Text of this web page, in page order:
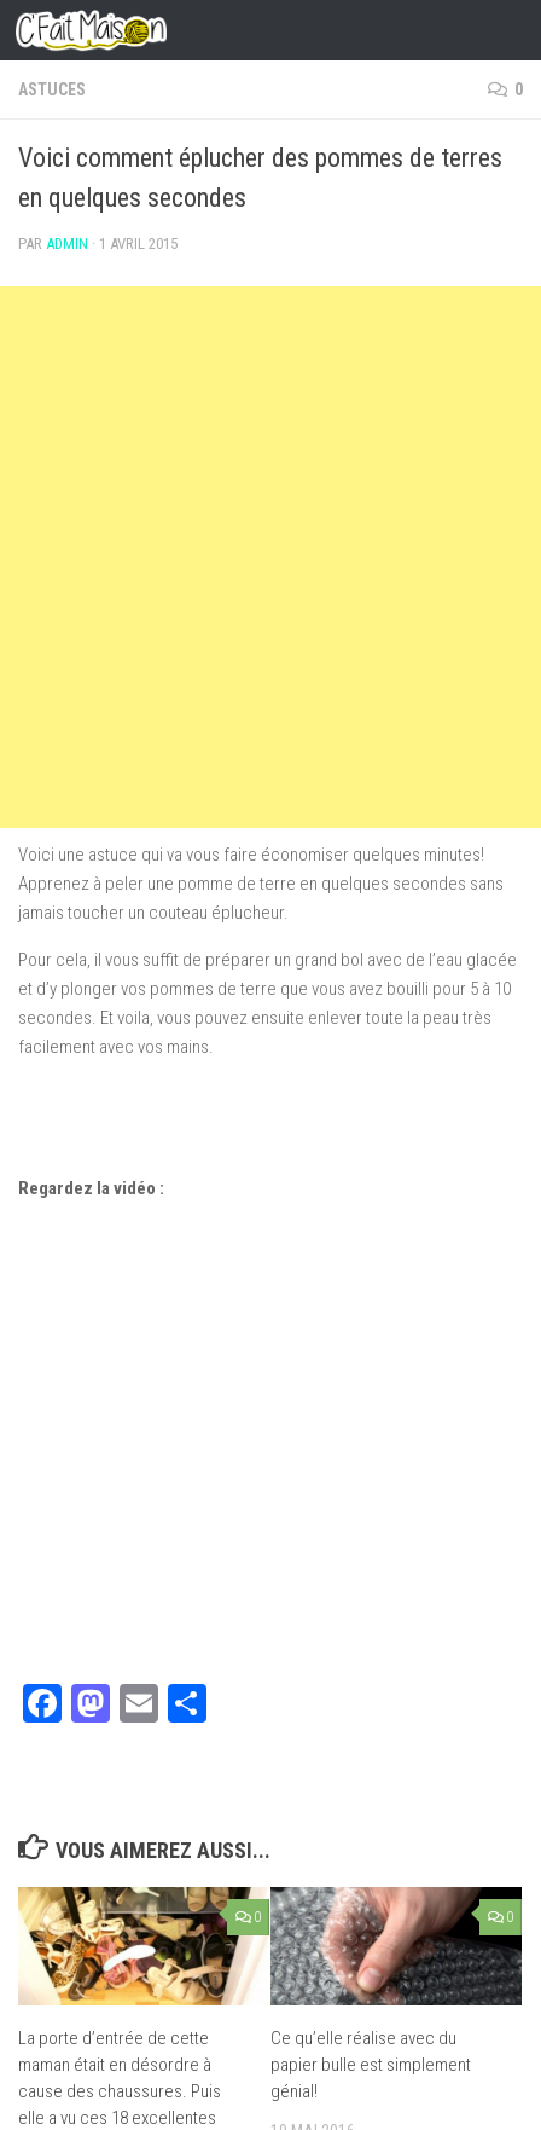
Skip to content
ASTUCES 0
Voici comment éplucher des pommes de terres
en quelques secondes
PAR ADMIN · 1 AVRIL 2015
Voici une astuce qui va vous faire économiser quelques minutes!
Apprenez à peler une pomme de terre en quelques secondes sans
jamais toucher un couteau éplucheur.
Pour cela, il vous suffit de préparer un grand bol avec de l’eau glacée
et d’y plonger vos pommes de terre que vous avez bouilli pour 5 à 10
secondes. Et voila, vous pouvez ensuite enlever toute la peau très
facilement avec vos mains.
Regardez la vidéo :
Facebook
Mastodon
Email
VOUS AIMEREZ AUSSI...
0
La porte d’entrée de cette
maman était en désordre à
cause des chaussures. Puis
elle a vu ces 18 excellentes
0
Ce qu’elle réalise avec du
papier bulle est simplement
génial!